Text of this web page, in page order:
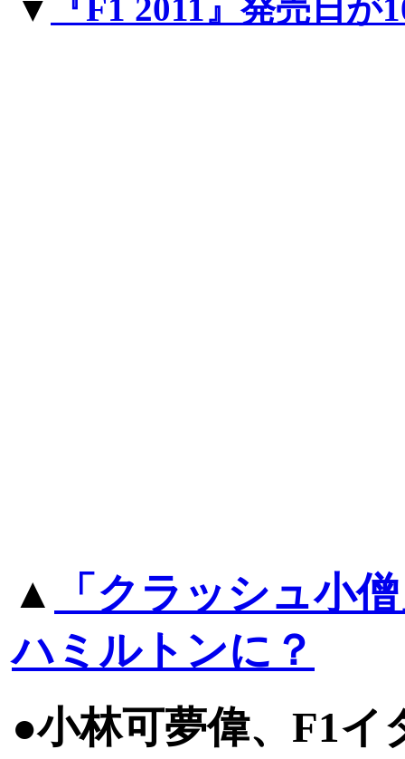
▼
『F1 2011』発売日が
▲
「クラッシュ小
ハミルトンに？
●小林可夢偉、F1イ